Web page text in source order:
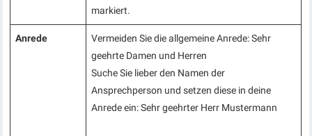
markiert.
Anrede
Vermeiden Sie die allgemeine Anrede: Sehr
geehrte Damen und Herren
Suche Sie lieber den Namen der
Ansprechperson und setzen diese in deine
Anrede ein: Sehr geehrter Herr Mustermann